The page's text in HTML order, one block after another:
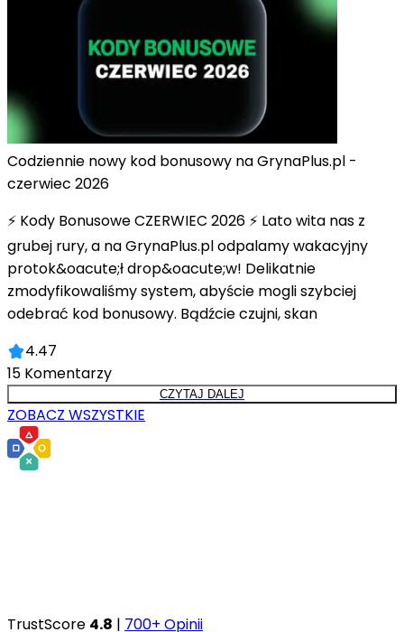
Codziennie nowy kod bonusowy na GrynaPlus.pl -
czerwiec 2026
⚡ Kody Bonusowe CZERWIEC 2026 ⚡ Lato wita nas z
grubej rury, a na GrynaPlus.pl odpalamy wakacyjny
protok&oacute;ł drop&oacute;w! Delikatnie
zmodyfikowaliśmy system, abyście mogli szybciej
odebrać kod bonusowy. Bądźcie czujni, skan
4.47
15 Komentarzy
CZYTAJ DALEJ
ZOBACZ WSZYSTKIE
TrustScore 4.8 | 700+ Opinii